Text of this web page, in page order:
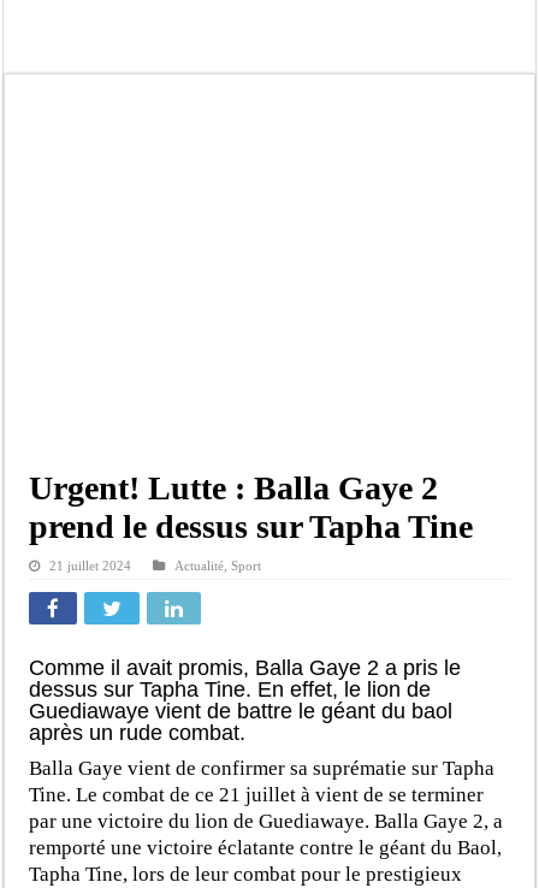
Urgent! Lutte : Balla Gaye 2
prend le dessus sur Tapha Tine
21 juillet 2024 Actualité ,Sport
Comme il avait promis, Balla Gaye 2 a pris le
dessus sur Tapha Tine. En effet, le lion de
Guediawaye vient de battre le géant du baol
après un rude combat.
Balla Gaye vient de confirmer sa suprématie sur Tapha
Tine. Le combat de ce 21 juillet à vient de se terminer
par une victoire du lion de Guediawaye. Balla Gaye 2, a
remporté une victoire éclatante contre le géant du Baol,
Tapha Tine, lors de leur combat pour le prestigieux